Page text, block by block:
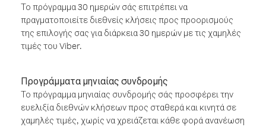
Το πρόγραμμα 30 ημερών σάς επιτρέπει να
πραγματοποιείτε διεθνείς κλήσεις προς προορισμούς
της επιλογής σας για διάρκεια 30 ημερών με τις χαμηλές
τιμές του Viber.
Προγράμματα μηνιαίας συνδρομής
Το πρόγραμμα μηνιαίας συνδρομής σάς προσφέρει την
ευελιξία διεθνών κλήσεων προς σταθερά και κινητά σε
χαμηλές τιμές, χωρίς να χρειάζεται κάθε φορά ανανέωση